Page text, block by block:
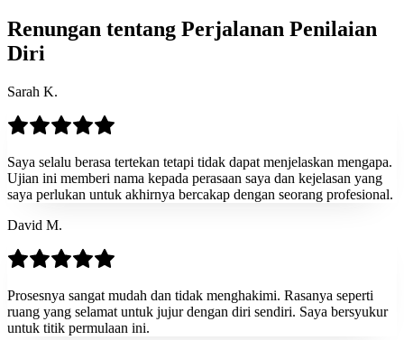
Renungan tentang Perjalanan Penilaian
Diri
Sarah K.
Saya selalu berasa tertekan tetapi tidak dapat menjelaskan mengapa.
Ujian ini memberi nama kepada perasaan saya dan kejelasan yang
saya perlukan untuk akhirnya bercakap dengan seorang profesional.
David M.
Prosesnya sangat mudah dan tidak menghakimi. Rasanya seperti
ruang yang selamat untuk jujur dengan diri sendiri. Saya bersyukur
untuk titik permulaan ini.